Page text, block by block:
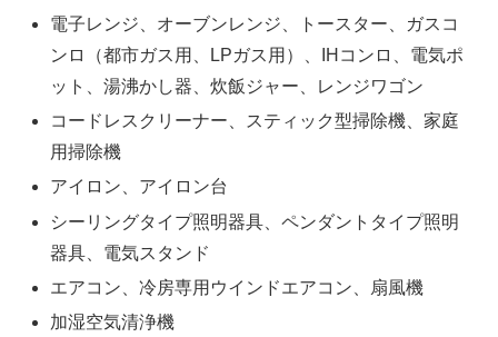
電子レンジ、オーブンレンジ、トースター、ガスコ
ンロ（都市ガス用、LPガス用）、IHコンロ、電気ポ
ット、湯沸かし器、炊飯ジャー、レンジワゴン
コードレスクリーナー、スティック型掃除機、家庭
用掃除機
アイロン、アイロン台
シーリングタイプ照明器具、ペンダントタイプ照明
器具、電気スタンド
エアコン、冷房専用ウインドエアコン、扇風機
加湿空気清浄機